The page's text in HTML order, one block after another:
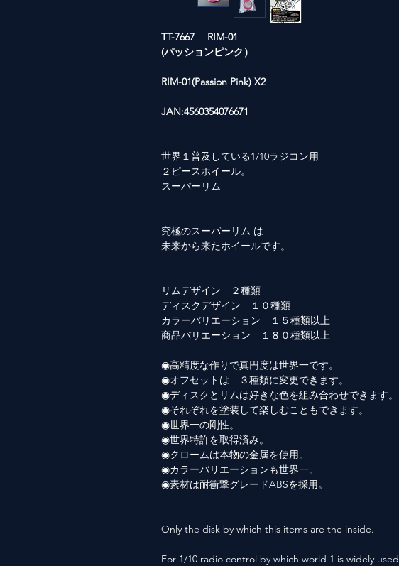
TT-7667 RIM-01
(パッションピンク）
RIM-01(Passion Pink) X2
JAN:4560354076671
世界１普及している1/10ラジコン用
２ピースホイール。
スーパーリム
究極のスーパーリム は
未来から来たホイールです。
リムデザイン ２種類
ディスクデザイン １０種類
カラーバリエーション １５種類以上
商品バリエーション １８０種類以上
◉高精度な作りで真円度は世界一です。
◉オフセットは ３種類に変更できます。
◉ディスクとリムは好きな色を組み合わせできます。
◉それぞれを塗装して楽しむこともできます。
◉世界一の剛性。
◉世界特許を取得済み。
◉クロームは本物の金属を使用。
◉カラーバリエーションも世界一。
◉素材は耐衝撃グレードABSを採用。
Only the disk by which this items are the inside.
For 1/10 radio control by which world 1 is widely used